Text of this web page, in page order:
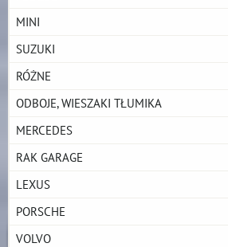
MINI
SUZUKI
RÓŻNE
ODBOJE, WIESZAKI TŁUMIKA
MERCEDES
RAK GARAGE
LEXUS
PORSCHE
VOLVO